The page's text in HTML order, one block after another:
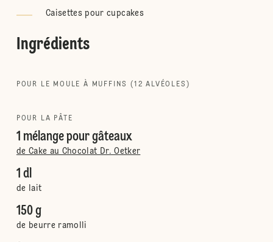
Caisettes pour cupcakes
Ingrédients
POUR LE MOULE À MUFFINS (12 ALVÉOLES)
POUR LA PÂTE
1 mélange pour gâteaux
de Cake au Chocolat Dr. Oetker
1 dl
de lait
150 g
de beurre ramolli